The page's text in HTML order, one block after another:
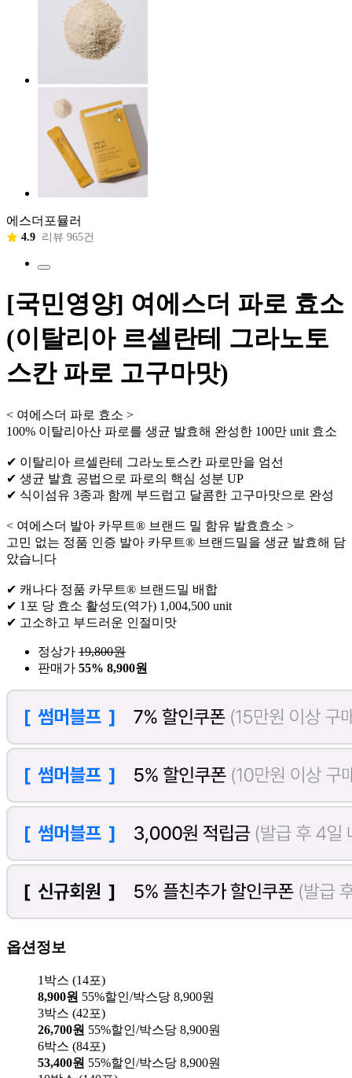
에스더포뮬러
4.9 리뷰 965건
[국민영양] 여에스더 파로 효소
(이탈리아 르셀란테 그라노토
스칸 파로 고구마맛)
< 여에스더 파로 효소 >
100% 이탈리아산 파로를 생균 발효해 완성한 100만 unit 효소
✔ 이탈리아 르셀란테 그라노토스칸 파로만을 엄선
✔ 생균 발효 공법으로 파로의 핵심 성분 UP
✔ 식이섬유 3종과 함께 부드럽고 달콤한 고구마맛으로 완성
< 여에스더 발아 카무트® 브랜드 밀 함유 발효효소 >
고민 없는 정품 인증 발아 카무트® 브랜드밀을 생균 발효해 담
았습니다
✔ 캐나다 정품 카무트® 브랜드밀 배합
✔ 1포 당 효소 활성도(역가) 1,004,500 unit
✔ 고소하고 부드러운 인절미맛
정상가 19,800원
판매가 55% 8,900원
옵션정보
1박스 (14포)
8,900원 55%할인/박스당 8,900원
3박스 (42포)
26,700원 55%할인/박스당 8,900원
6박스 (84포)
53,400원 55%할인/박스당 8,900원